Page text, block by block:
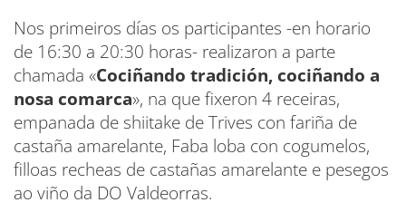
Nos primeiros días os participantes -en horario
de 16:30 a 20:30 horas- realizaron a parte
chamada «Cociñando tradición, cociñando a
nosa comarca», na que fixeron 4 receiras,
empanada de shiitake de Trives con fariña de
castaña amarelante, Faba loba con cogumelos,
filloas recheas de castañas amarelante e pesegos
ao viño da DO Valdeorras.